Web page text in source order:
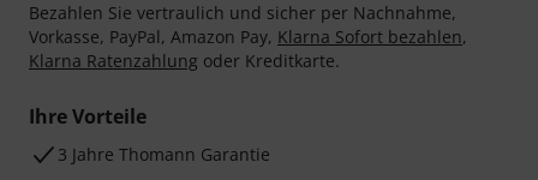
Bezahlen Sie vertraulich und sicher per Nachnahme,
Vorkasse, PayPal, Amazon Pay, Klarna Sofort bezahlen,
Klarna Ratenzahlung oder Kreditkarte.
Ihre Vorteile
3 Jahre Thomann Garantie